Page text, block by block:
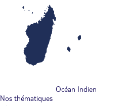
Océan Indien
Nos thématiques